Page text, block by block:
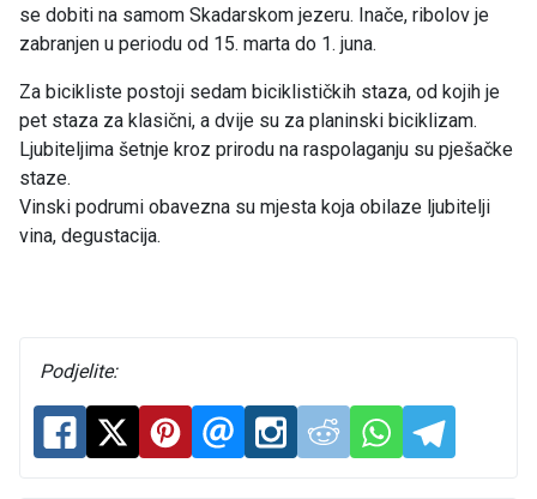
se dobiti na samom Skadarskom jezeru. Inače, ribolov je
zabranjen u periodu od 15. marta do 1. juna.
Za bicikliste postoji sedam biciklističkih staza, od kojih je
pet staza za klasični, a dvije su za planinski biciklizam.
Ljubiteljima šetnje kroz prirodu na raspolaganju su pješačke
staze.
Vinski podrumi obavezna su mjesta koja obilaze ljubitelji
vina, degustacija.
Podjelite: